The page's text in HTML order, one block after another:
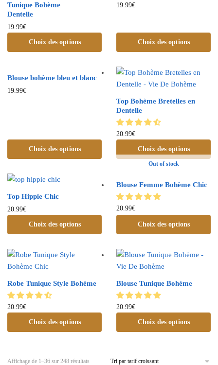
Tunique Bohème
Dentelle
19.99€
Choix des options
19.99€
Choix des options
Blouse bohème bleu et blanc
19.99€
Choix des options
Top Bohème Bretelles en
Dentelle
20.99€
Choix des options
Top Hippie Chic
20.99€
Choix des options
Out of stock
Blouse Femme Bohème Chic
20.99€
Choix des options
Robe Tunique Style Bohème
20.99€
Choix des options
Blouse Tunique Bohème
20.99€
Choix des options
Affichage de 1–36 sur 248 résultats